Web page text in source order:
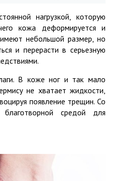
нагрузкой, которую
кожа деформируется и
небольшой размер, но
и перерасти в серьезную
В коже ног и так мало
не хватает жидкости,
появление трещин. Со
средой для